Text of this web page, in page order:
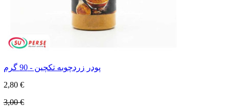
پودر زردچوبه تکچین - 90 گرم
2,80 €
3,00 €